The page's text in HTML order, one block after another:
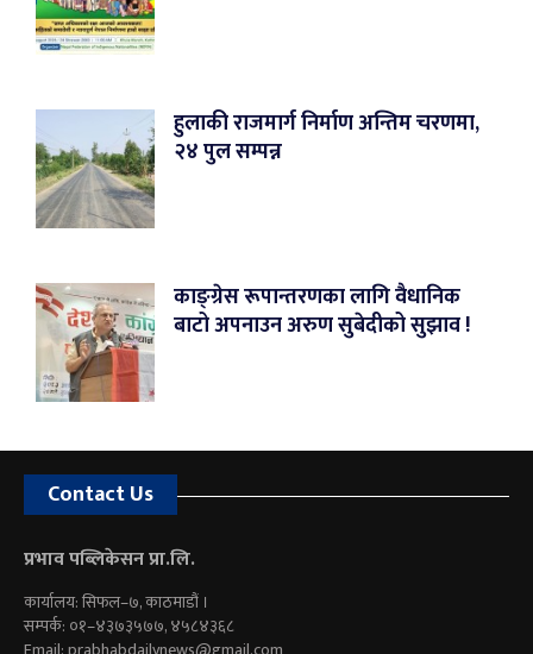
हुलाकी राजमार्ग निर्माण अन्तिम चरणमा,
२४ पुल सम्पन्न
काङ्ग्रेस रूपान्तरणका लागि वैधानिक
बाटो अपनाउन अरुण सुबेदीको सुझाव !
Contact Us
प्रभाव पब्लिकेसन प्रा.लि.
कार्यालय: सिफल–७, काठमाडौं ।
सम्पर्क: ०१–४३७३५७७, ४५८४३६८